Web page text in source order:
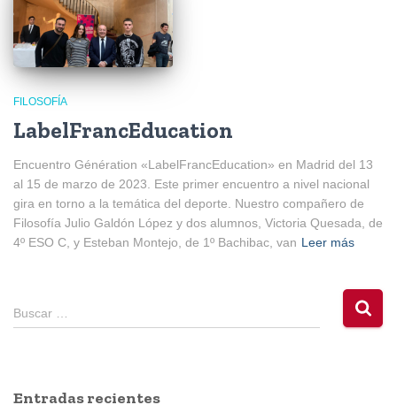
FILOSOFÍA
LabelFrancEducation
Encuentro Génération «LabelFrancEducation» en Madrid del 13
al 15 de marzo de 2023. Este primer encuentro a nivel nacional
gira en torno a la temática del deporte. Nuestro compañero de
Filosofía Julio Galdón López y dos alumnos, Victoria Quesada, de
4º ESO C, y Esteban Montejo, de 1º Bachibac, van Leer más
B
u
Buscar …
Entradas recientes